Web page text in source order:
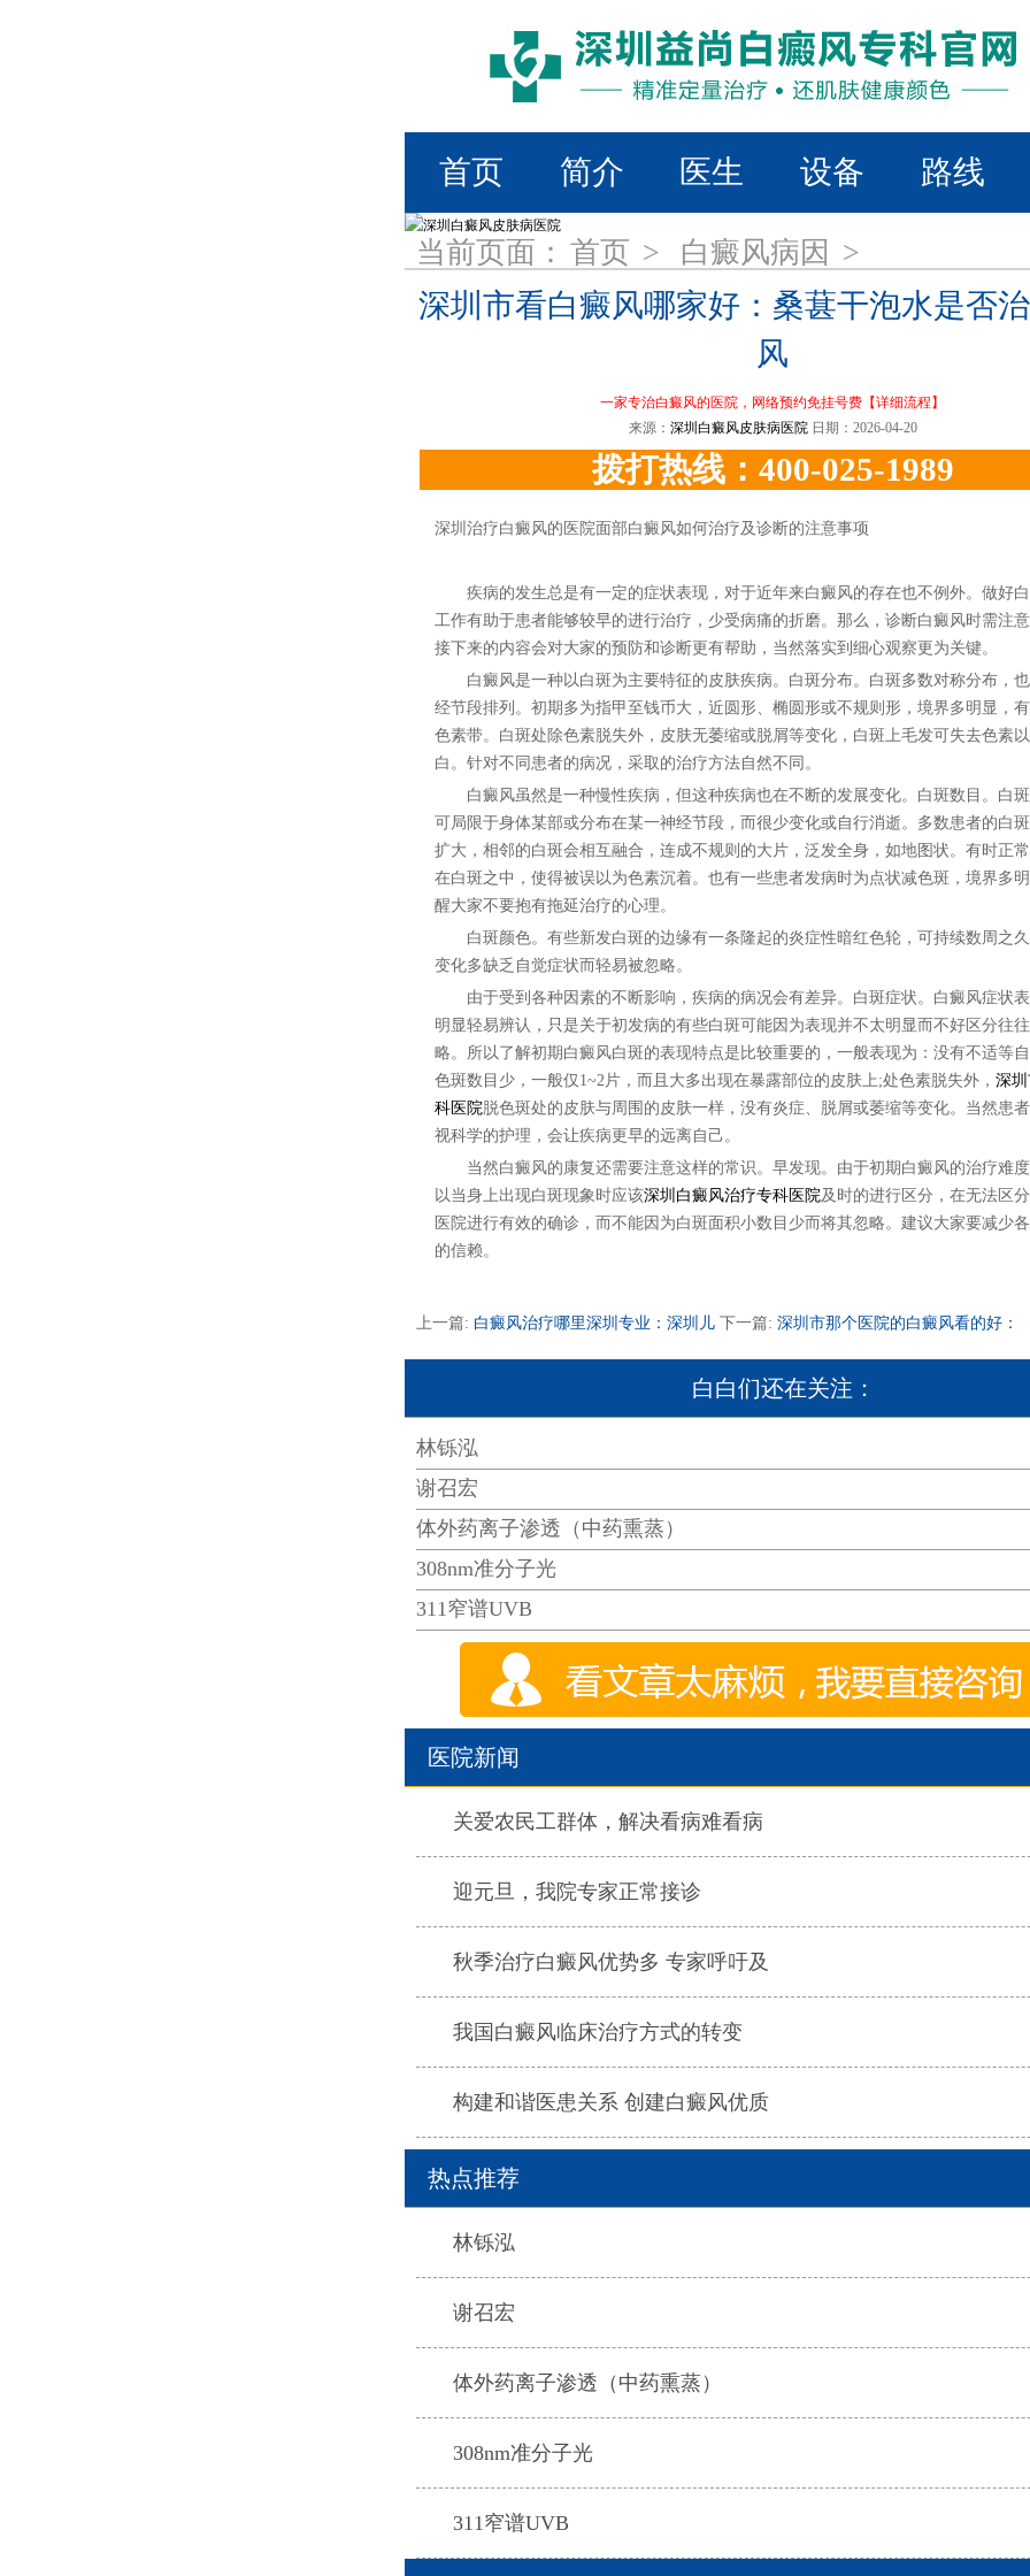
首页 简介 医生 设备 路线
当前页面： 首页 > 白癜风病因 >
深圳市看白癜风哪家好：桑葚干泡水是否
风
一家专治白癜风的医院，网络预约免挂号费 【详细流程】
来源： 深圳白癜风皮肤病医院 日期：2026-04-20
拨打热线：400-025-1989
深圳治疗白癜风的医院面部白癜风如何治疗及诊断的注意事项
疾病的发生总是有一定的症状表现，对于近年来白癜风的存在也不例外。做好
工作有助于患者能够较早的进行治疗，少受病痛的折磨。那么，诊断白癜风时需注
接下来的内容会对大家的预防和诊断更有帮助，当然落实到细心观察更为关键。
白癜风是一种以白斑为主要特征的皮肤疾病。白斑分布。白斑多数对称分布，
经节段排列。初期多为指甲至钱币大，近圆形、椭圆形或不规则形，境界多明显，
色素带。白斑处除色素脱失外，皮肤无萎缩或脱屑等变化，白斑上毛发可失去色素
白。针对不同患者的病况，采取的治疗方法自然不同。
白癜风虽然是一种慢性疾病，但这种疾病也在不断的发展变化。白斑数目。白斑
可局限于身体某部或分布在某一神经节段，而很少变化或自行消逝。多数患者的白斑
扩大，相邻的白斑会相互融合，连成不规则的大片，泛发全身，如地图状。有时正
在白斑之中，使得被误以为色素沉着。也有一些患者发病时为点状减色斑，境界多
醒大家不要抱有拖延治疗的心理。
白斑颜色。有些新发白斑的边缘有一条隆起的炎症性暗红色轮，可持续数周之久
变化多缺乏自觉症状而轻易被忽略。
由于受到各种因素的不断影响，疾病的病况会有差异。白斑症状。白癜风症状
明显轻易辨认，只是关于初发病的有些白斑可能因为表现并不太明显而不好区分往
略。所以了解初期白癜风白斑的表现特点是比较重要的，一般表现为：没有不适等
色斑数目少，一般仅1~2片，而且大多出现在暴露部位的皮肤上;处色素脱失外， 深
科医院脱色斑处的皮肤与周围的皮肤一样，没有炎症、脱屑或萎缩等变化。当然患
视科学的护理，会让疾病更早的远离自己。
当然白癜风的康复还需要注意这样的常识。早发现。由于初期白癜风的治疗难
以当身上出现白斑现象时应该深圳白癜风治疗专科医院及时的进行区分，在无法区
医院进行有效的确诊，而不能因为白斑面积小数目少而将其忽略。建议大家要减少
的信赖。
上一篇: 白癜风治疗哪里深圳专业：深圳儿 下一篇: 深圳市那个医院的白癜风看的好：
白白们还在关注：
林铄泓
谢召宏
体外药离子渗透（中药熏蒸）
308nm准分子光
311窄谱UVB
医院新闻
关爱农民工群体，解决看病难看病
迎元旦，我院专家正常接诊
秋季治疗白癜风优势多 专家呼吁及
我国白癜风临床治疗方式的转变
构建和谐医患关系 创建白癜风优质
热点推荐
林铄泓
谢召宏
体外药离子渗透（中药熏蒸）
308nm准分子光
311窄谱UVB